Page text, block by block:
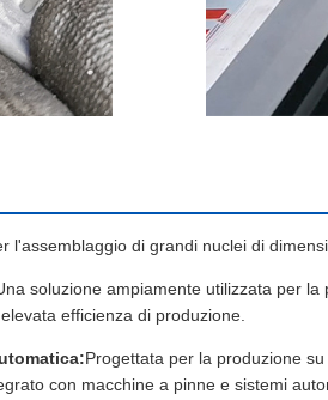
l'assemblaggio di grandi nuclei di
soluzione ampiamente utilizzata per
efficienza di produzione.
Progettata per la produzione
con macchine a pinne e sistemi